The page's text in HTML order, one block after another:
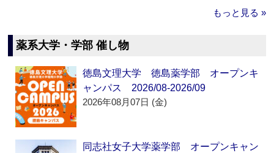
もっと見る »
薬系大学・学部 催し物
徳島文理大学 徳島薬学部 オープンキ
ャンパス 2026/08-2026/09
2026年08月07日 (金)
同志社女子大学薬学部 オープンキャン